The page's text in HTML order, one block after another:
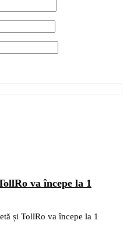
va începe la 1
și TollRo va începe la 1